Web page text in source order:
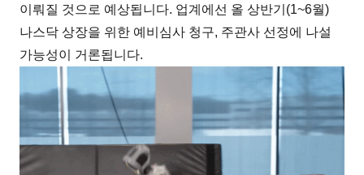
이뤄질 것으로 예상됩니다. 업계에선 올 상반기(1~6월)
나스닥 상장을 위한 예비심사 청구, 주관사 선정에 나설
가능성이 거론됩니다.